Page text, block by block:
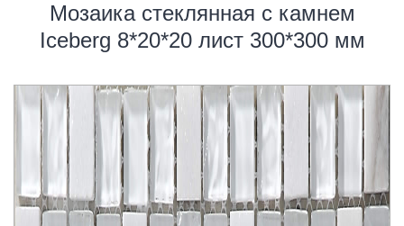
Мозаика стеклянная с камнем
Iceberg 8*20*20 лист 300*300 мм